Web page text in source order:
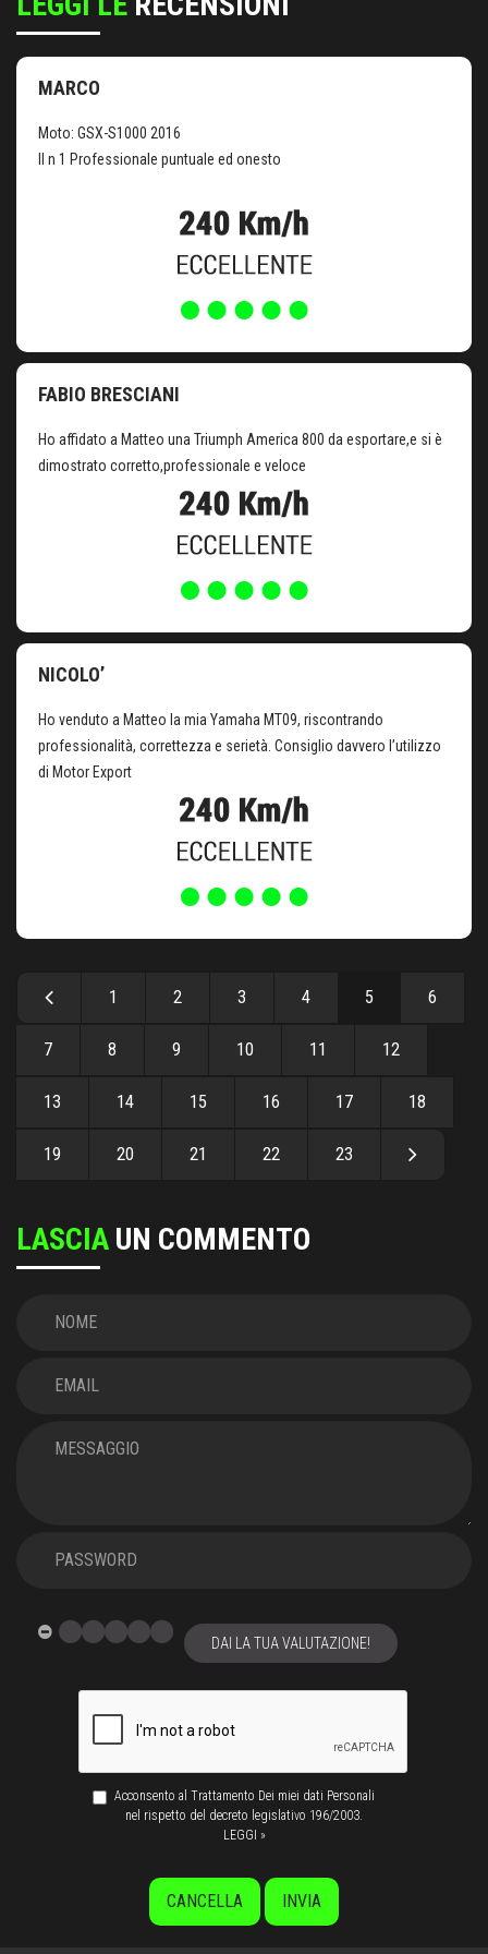
MARCO
Moto: GSX-S1000 2016
Il n 1 Professionale puntuale ed onesto
FABIO BRESCIANI
Ho affidato a Matteo una Triumph America 800 da esportare,e si è
dimostrato corretto,professionale e veloce
NICOLO’
Ho venduto a Matteo la mia Yamaha MT09, riscontrando
professionalità, correttezza e serietà. Consiglio davvero l’utilizzo
di Motor Export
1 2 3 4 5 6
7 8 9 10 11 12
13 14 15 16 17 18
19 20 21 22 23
LASCIA UN COMMENTO
DAI LA TUA VALUTAZIONE!
Acconsento al Trattamento Dei miei dati Personali
nel rispetto del decreto legislativo 196/2003.
LEGGI »